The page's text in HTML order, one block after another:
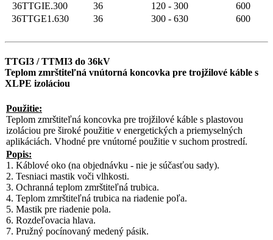
36TTGIE.300
36 120 - 300
600
36TTGE1.630
36 300 - 630 600
TTGI3 / TTMI3 do 36kV
Teplom zmrštiteľná vnútorná koncovka pre trojžilové káble s
XLPE izoláciou
Použitie:
Teplom zmrštiteľná koncovka pre trojžilové káble s plastovou
izoláciou pre široké použitie v energetických a priemyselných
aplikáciách. Vhodné pre vnútorné použitie v suchom prostredí.
Popis:
1. Káblové oko (na objednávku - nie je súčasťou sady).
2. Tesniaci mastik voči vlhkosti.
3. Ochranná teplom zmrštiteľná trubica.
4. Teplom zmrštiteľná trubica na riadenie poľa.
5. Mastik pre riadenie pola.
6. Rozdeľovacia hlava.
7. Pružný pocínovaný medený pásik.